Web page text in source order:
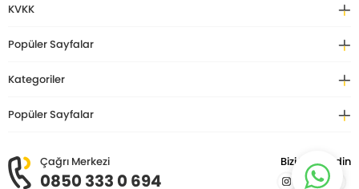
KVKK
Popüler Sayfalar
Kategoriler
Popüler Sayfalar
Çağrı Merkezi
0850 333 0 694
Bizi Takip Edin